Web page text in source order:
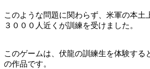
このような問題に関わらず、米軍の本土
３０００人近くが訓練を受けました。
このゲームは、伏龍の訓練生を体験する
の作品です。